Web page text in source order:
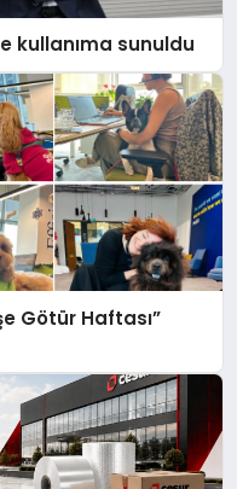
kullanıma sunuldu
Götür Haftası”